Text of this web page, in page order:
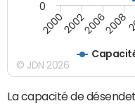
2000200220062008
0
© JDN 2026
La capacité de